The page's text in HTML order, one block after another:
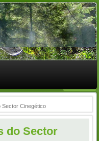
Sector Cinegético
do Sector